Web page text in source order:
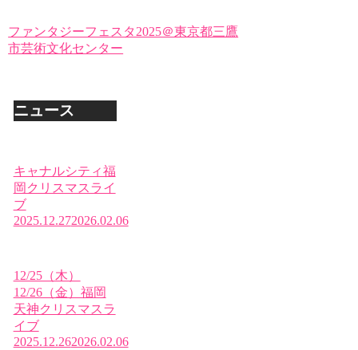
ファンタジーフェスタ2025＠東京都三鷹
市芸術文化センター
ニュース
キャナルシティ福
岡クリスマスライ
ブ
2025.12.272026.02.06
12/25（木）
12/26（金）福岡
天神クリスマスラ
イブ
2025.12.262026.02.06